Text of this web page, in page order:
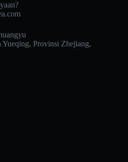
Provinsi Zhejiang,